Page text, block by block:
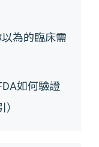
為的臨床需
如何驗證